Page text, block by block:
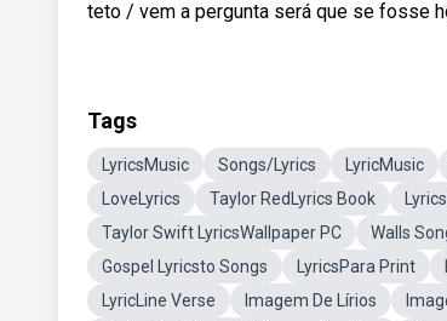
teto / vem a pergunta será que se fosse
Tags
LyricsMusic Songs/Lyrics LyricMusic
LoveLyrics
Taylor RedLyrics Book
Taylor Swift LyricsWallpaper PC
Walls
Gospel Lyricsto Songs
LyricsPara Print
LyricLine Verse
Imagem De Lírios